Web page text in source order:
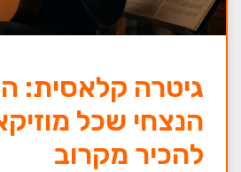
גיטרה קלאסית:
הנצחי שכל
להכיר מקרוב